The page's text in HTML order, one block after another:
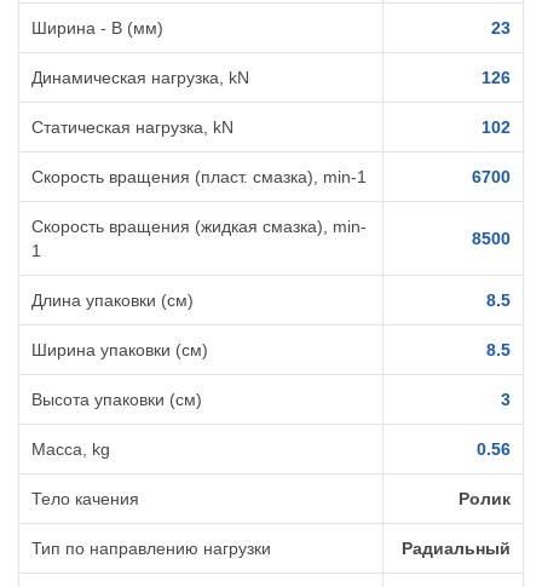
Ширина - B (мм) 23
Динамическая нагрузка, kN 126
Статическая нагрузка, kN 102
Скорость вращения (пласт. смазка), min-1 6700
Скорость вращения (жидкая смазка), min-
1
8500
Длина упаковки (см) 8.5
Ширина упаковки (см) 8.5
Высота упаковки (см) 3
Масса, kg 0.56
Тело качения Ролик
Тип по направлению нагрузки Радиальный